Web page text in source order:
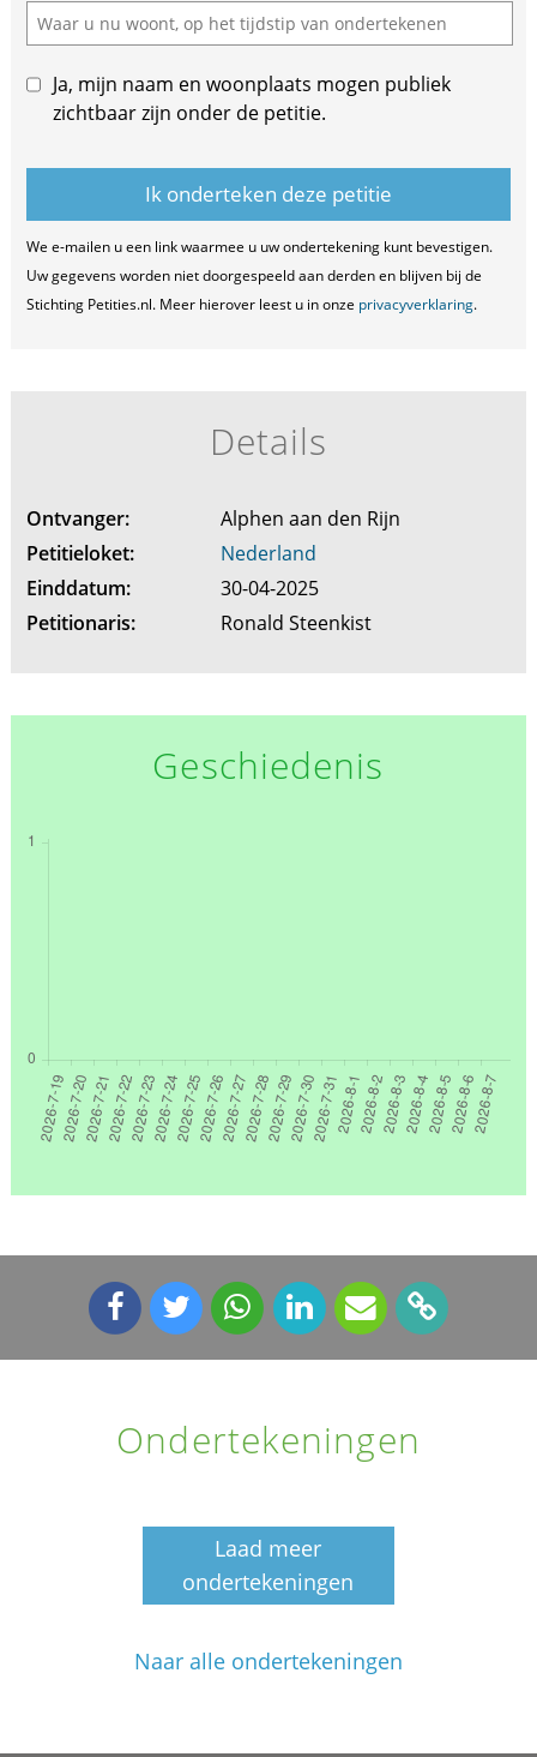
Ja, mijn naam en woonplaats mogen publiek
zichtbaar zijn onder de petitie.
We e-mailen u een link waarmee u uw ondertekening kunt bevestigen.
Uw gegevens worden niet doorgespeeld aan derden en blijven bij de
Stichting Petities.nl. Meer hierover leest u in onze privacyverklaring.
Details
Ontvanger:
Alphen aan den Rijn
Petitieloket:
Nederland
Einddatum:
30-04-2025
Petitionaris:
Ronald Steenkist
Geschiedenis
Ondertekeningen
Laad meer
ondertekeningen
Naar alle ondertekeningen